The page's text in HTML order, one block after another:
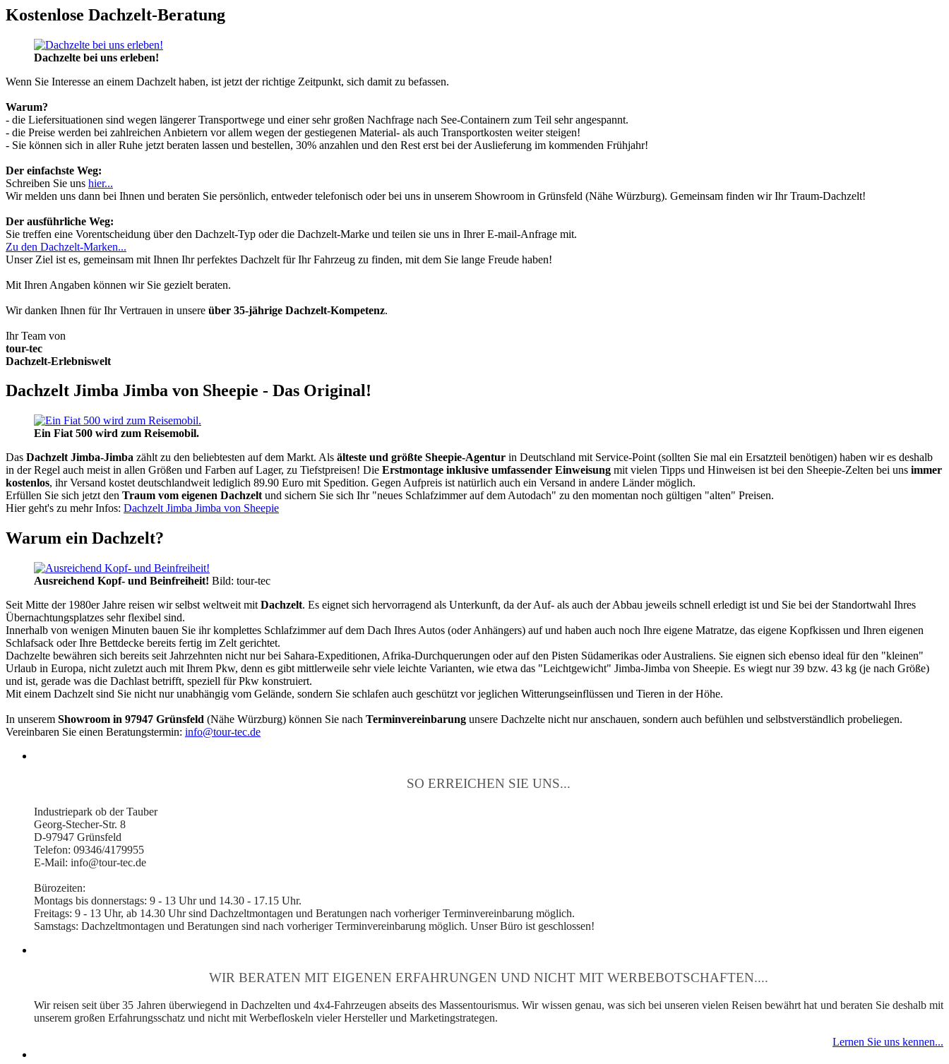
Kostenlose Dachzelt-Beratung
Dachzelte bei uns erleben!
Wenn Sie Interesse an einem Dachzelt haben, ist jetzt der richtige Zeitpunkt, sich damit zu befassen.
Warum?
- die Liefersituationen sind wegen längerer Transportwege und einer sehr großen Nachfrage nach See-Containern zum Teil sehr angespannt.
- die Preise werden bei zahlreichen Anbietern vor allem wegen der gestiegenen Material- als auch Transportkosten weiter steigen!
- Sie können sich in aller Ruhe jetzt beraten lassen und bestellen, 30% anzahlen und den Rest erst bei der Auslieferung im kommenden Frühjahr!
Der einfachste Weg:
Schreiben Sie uns hier...
Wir melden uns dann bei Ihnen und beraten Sie persönlich, entweder telefonisch oder bei uns in unserem Showroom in Grünsfeld (Nähe Würzburg). Gemeinsam finden wir Ihr Traum-Dachzelt!
Der ausführliche Weg:
Sie treffen eine Vorentscheidung über den Dachzelt-Typ oder die Dachzelt-Marke und teilen sie uns in Ihrer E-mail-Anfrage mit.
Zu den Dachzelt-Marken...
Unser Ziel ist es, gemeinsam mit Ihnen Ihr perfektes Dachzelt für Ihr Fahrzeug zu finden, mit dem Sie lange Freude haben!
Mit Ihren Angaben können wir Sie gezielt beraten.
Wir danken Ihnen für Ihr Vertrauen in unsere über 35-jährige Dachzelt-Kompetenz.
Ihr Team von
tour-tec
Dachzelt-Erlebniswelt
Dachzelt Jimba Jimba von Sheepie - Das Original!
Ein Fiat 500 wird zum Reisemobil.
Das Dachzelt Jimba-Jimba zählt zu den beliebtesten auf dem Markt. Als älteste und größte Sheepie-Agentur in Deutschland mit Service-Point (sollten Sie mal ein Ersatzteil benötigen) haben wir es deshalb
in der Regel auch meist in allen Größen und Farben auf Lager, zu Tiefstpreisen! Die Erstmontage inklusive umfassender Einweisung mit vielen Tipps und Hinweisen ist bei den Sheepie-Zelten bei uns immer
kostenlos, ihr Versand kostet deutschlandweit lediglich 89.90 Euro mit Spedition. Gegen Aufpreis ist natürlich auch ein Versand in andere Länder möglich.
Erfüllen Sie sich jetzt den Traum vom eigenen Dachzelt und sichern Sie sich Ihr "neues Schlafzimmer auf dem Autodach" zu den momentan noch gültigen "alten" Preisen.
Hier geht's zu mehr Infos: Dachzelt Jimba Jimba von Sheepie
Warum ein Dachzelt?
Ausreichend Kopf- und Beinfreiheit! Bild: tour-tec
Seit Mitte der 1980er Jahre reisen wir selbst weltweit mit Dachzelt. Es eignet sich hervorragend als Unterkunft, da der Auf- als auch der Abbau jeweils schnell erledigt ist und Sie bei der Standortwahl Ihres
Übernachtungsplatzes sehr flexibel sind.
Innerhalb von wenigen Minuten bauen Sie ihr komplettes Schlafzimmer auf dem Dach Ihres Autos (oder Anhängers) auf und haben auch noch Ihre eigene Matratze, das eigene Kopfkissen und Ihren eigenen
Schlafsack oder Ihre Bettdecke bereits fertig im Zelt gerichtet.
Dachzelte bewähren sich bereits seit Jahrzehnten nicht nur bei Sahara-Expeditionen, Afrika-Durchquerungen oder auf den Pisten Südamerikas oder Australiens. Sie eignen sich ebenso ideal für den "kleinen"
Urlaub in Europa, nicht zuletzt auch mit Ihrem Pkw, denn es gibt mittlerweile sehr viele leichte Varianten, wie etwa das "Leichtgewicht" Jimba-Jimba von Sheepie. Es wiegt nur 39 bzw. 43 kg (je nach Größe)
und ist, gerade was die Dachlast betrifft, speziell für Pkw konstruiert.
Mit einem Dachzelt sind Sie nicht nur unabhängig vom Gelände, sondern Sie schlafen auch geschützt vor jeglichen Witterungseinflüssen und Tieren in der Höhe.
In unserem Showroom in 97947 Grünsfeld (Nähe Würzburg) können Sie nach Terminvereinbarung unsere Dachzelte nicht nur anschauen, sondern auch befühlen und selbstverständlich probeliegen.
Vereinbaren Sie einen Beratungstermin: info@tour-tec.de
SO ERREICHEN SIE UNS...
Industriepark ob der Tauber
Georg-Stecher-Str. 8
D-97947 Grünsfeld
Telefon: 09346/4179955
E-Mail: info@tour-tec.de
Bürozeiten:
Montags bis donnerstags: 9 - 13 Uhr und 14.30 - 17.15 Uhr.
Freitags: 9 - 13 Uhr, ab 14.30 Uhr sind Dachzeltmontagen und Beratungen nach vorheriger Terminvereinbarung möglich.
Samstags: Dachzeltmontagen und Beratungen sind nach vorheriger Terminvereinbarung möglich. Unser Büro ist geschlossen!
WIR BERATEN MIT EIGENEN ERFAHRUNGEN UND NICHT MIT WERBEBOTSCHAFTEN....
Wir reisen seit über 35 Jahren überwiegend in Dachzelten und 4x4-Fahrzeugen abseits des Massentourismus. Wir wissen genau, was sich bei unseren vielen Reisen bewährt hat und beraten Sie deshalb mit
unserem großen Erfahrungsschatz und nicht mit Werbefloskeln vieler Hersteller und Marketingstrategen.
Lernen Sie uns kennen...